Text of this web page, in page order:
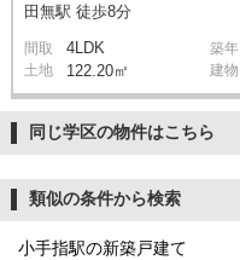
田無駅 徒歩8分
間取 4LDK 築年
土地 122.20㎡ 建物
同じ学区の物件はこちら
類似の条件から検索
小手指駅の新築戸建て